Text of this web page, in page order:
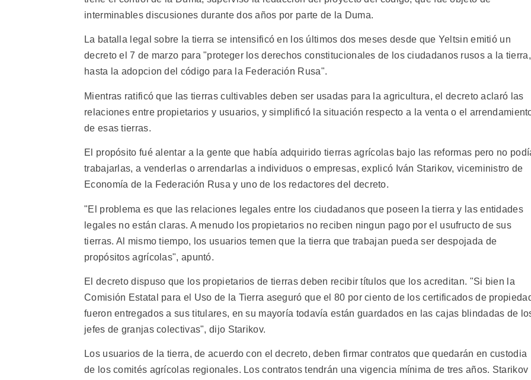
interminables discusiones durante dos años por parte de la Duma.
La batalla legal sobre la tierra se intensificó en los últimos dos meses desde que Yeltsin emitió un
decreto el 7 de marzo para "proteger los derechos constitucionales de los ciudadanos rusos a la tierra,
hasta la adopcion del código para la Federación Rusa".
Mientras ratificó que las tierras cultivables deben ser usadas para la agricultura, el decreto aclaró las
relaciones entre propietarios y usuarios, y simplificó la situación respecto a la venta o el
de esas tierras.
El propósito fué alentar a la gente que había adquirido tierras agrícolas bajo las reformas pero no
trabajarlas, a venderlas o arrendarlas a individuos o empresas, explicó Iván Starikov, viceministro de
Economía de la Federación Rusa y uno de los redactores del decreto.
"El problema es que las relaciones legales entre los ciudadanos que poseen la tierra y las entidades
legales no están claras. A menudo los propietarios no reciben ningun pago por el usufructo de sus
tierras. Al mismo tiempo, los usuarios temen que la tierra que trabajan pueda ser despojada de
propósitos agrícolas", apuntó.
El decreto dispuso que los propietarios de tierras deben recibir títulos que los acreditan. "Si bien la
Comisión Estatal para el Uso de la Tierra aseguró que el 80 por ciento de los certificados de
fueron entregados a sus titulares, en su mayoría todavía están guardados en las cajas blindadas de
jefes de granjas colectivas", dijo Starikov.
Los usuarios de la tierra, de acuerdo con el decreto, deben firmar contratos que quedarán en custodia
de los comités agrícolas regionales. Los contratos tendrán una vigencia mínima de tres años. Starikov